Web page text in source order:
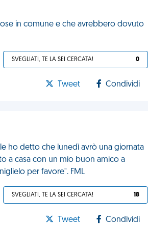
in comune e che avrebbero dovuto
SVEGLIATI, TE LA SEI CERCATA! 0
Tweet Condividi
ho detto che lunedì avrò una giornata
a casa con un mio buon amico a
per favore". FML
SVEGLIATI, TE LA SEI CERCATA! 18
Tweet Condividi